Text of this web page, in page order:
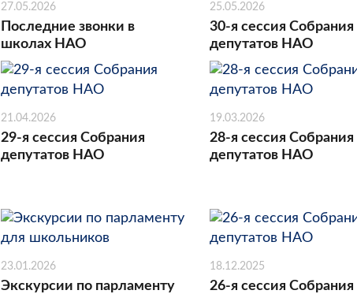
27.05.2026
Последние звонки в
школах НАО
25.05.2026
30-я сессия Собрания
депутатов НАО
21.04.2026
29-я сессия Собрания
депутатов НАО
19.03.2026
28-я сессия Собрания
депутатов НАО
23.01.2026
Экскурсии по парламенту
18.12.2025
26-я сессия Собрания